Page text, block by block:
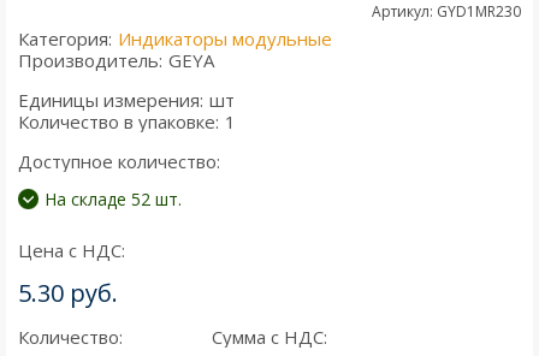
Артикул: GYD1MR230
Категория: Индикаторы модульные
Производитель: GEYA
Единицы измерения: шт
Количество в упаковке: 1
Доступное количество:
На складе 52 шт.
Цена с НДС:
5.30 руб.
Количество: Сумма с НДС: